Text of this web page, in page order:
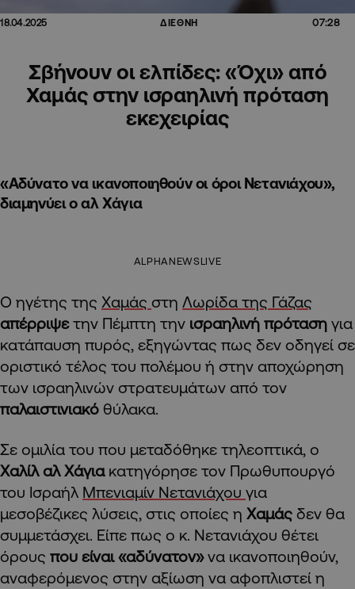
18.04.2025 ΔΙΕΘΝΗ 07:28
Σβήνουν οι ελπίδες: «Όχι» από
Χαμάς στην ισραηλινή πρόταση
εκεχειρίας
«Αδύνατο να ικανοποιηθούν οι όροι Νετανιάχου»,
διαμηνύει ο αλ Χάγια
ALPHANEWSLIVE
Ο ηγέτης της Χαμάς στη Λωρίδα της Γάζας
απέρριψετην Πέμπτη την ισραηλινή πρόταση για
κατάπαυση πυρός, εξηγώντας πως δεν οδηγεί σε
οριστικό τέλος του πολέμου ή στην αποχώρηση
των ισραηλινών στρατευμάτων από τον
παλαιστινιακό θύλακα.
Σε ομιλία του που μεταδόθηκε τηλεοπτικά, ο
Χαλίλ αλ Χάγιακατηγόρησε τον Πρωθυπουργό
του Ισραήλ Μπενιαμίν Νετανιάχου για
μεσοβέζικες λύσεις, στις οποίες η Χαμάς δεν θα
συμμετάσχει. Eίπε πως ο κ. Νετανιάχου θέτει
όρους που είναι «αδύνατον»να ικανοποιηθούν,
αναφερόμενος στην αξίωση να αφοπλιστεί η